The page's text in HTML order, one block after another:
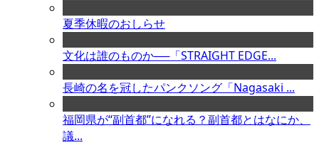
夏季休暇のおしらせ
文化は誰のものか──「STRAIGHT EDGE...
長崎の名を冠したパンクソング「Nagasaki ...
福岡県が“副首都”になれる？副首都とはなにか、
議...